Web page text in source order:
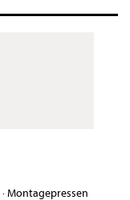
·Montagepressen